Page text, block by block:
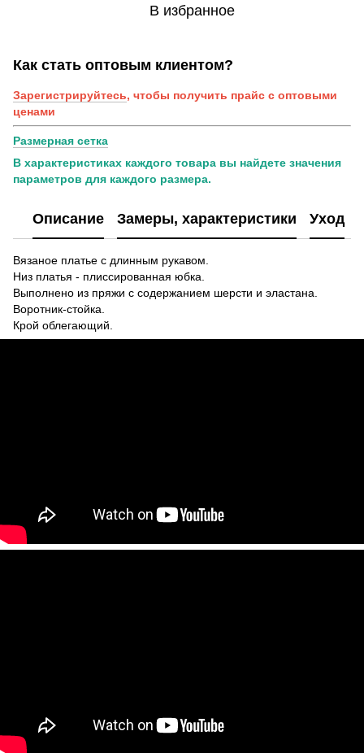
В избранное
Как стать оптовым клиентом?
Зарегистрируйтесь, чтобы получить прайс с оптовыми
ценами
Размерная сетка
В характеристиках каждого товара вы найдете значения
параметров для каждого размера.
Описание Замеры, характеристики Уход
Вязаное платье с длинным рукавом.
Низ платья - плиссированная юбка.
Выполнено из пряжи с содержанием шерсти и эластана.
Воротник-стойка.
Крой облегающий.